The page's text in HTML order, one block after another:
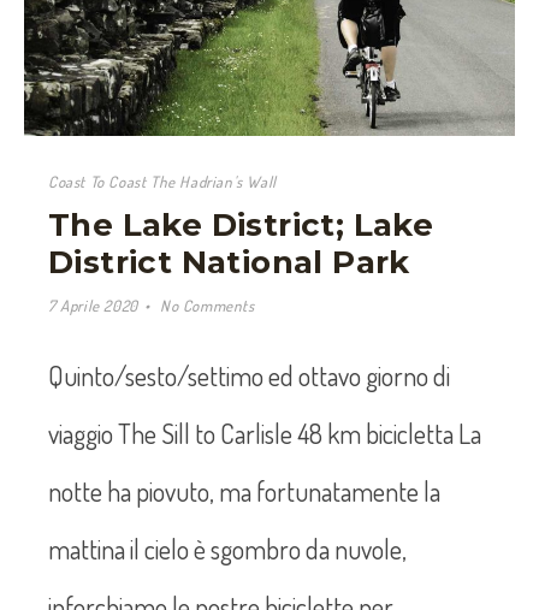
Coast To Coast The Hadrian's Wall
The Lake District; Lake
District National Park
7 Aprile 2020 No Comments
Quinto/sesto/settimo ed ottavo giorno di
viaggio The Sill to Carlisle 48 km bicicletta La
notte ha piovuto, ma fortunatamente la
mattina il cielo è sgombro da nuvole,